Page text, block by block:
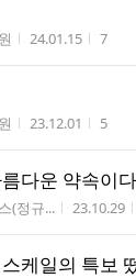
작성시간
24.01.15 조회수
7
작성시간
23.12.01 조회수
5
다운 약속이
(정규... 작성시간
23.10.29
케일의 특보